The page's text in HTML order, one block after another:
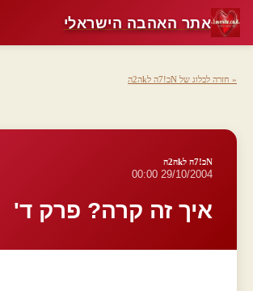
« חזרה לבלוג של Nכ!7ה לkה2ה
Nכ!7ה לkה2ה
29/10/2004 00:00
איך זה קרה? פרק ד'
אתר האהבה הישראלי